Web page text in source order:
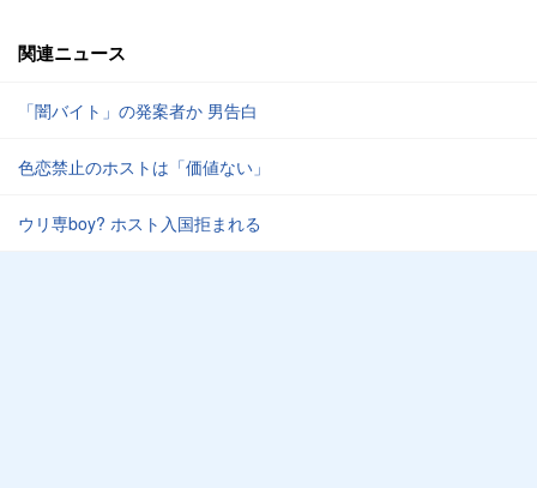
関連ニュース
「闇バイト」の発案者か 男告白
色恋禁止のホストは「価値ない」
ウリ専boy? ホスト入国拒まれる